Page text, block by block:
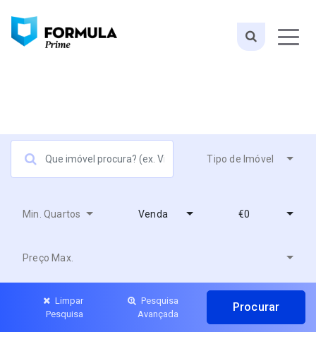
Tipo de Imóvel
Min. Quartos Venda €0
Preço Max.
Limpar
Pesquisa
Pesquisa
Avançada